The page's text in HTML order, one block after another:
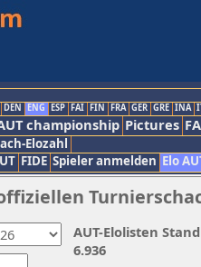
DEN ENG ESP FAI FIN FRA GER GRE INA
championship Pictures
Elozahl
FIDE Spieler anmelden Elo
AUT-Elolisten
6.936